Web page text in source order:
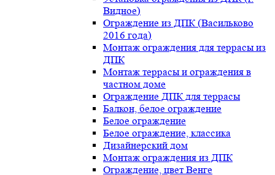
Видное)
Ограждение из ДПК (Васильково
2016 года)
Монтаж ограждения для террасы из
ДПК
Монтаж террасы и ограждения в
частном доме
Ограждение ДПК для террасы
Балкон, белое ограждение
Белое ограждение
Белое ограждение, классика
Дизайнерский дом
Монтаж ограждения из ДПК
Ограждение, цвет Венге